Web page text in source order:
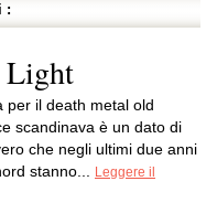
:
Light
per il death metal old
scandinava è un dato di
che negli ultimi due anni
stanno...
Leggere il